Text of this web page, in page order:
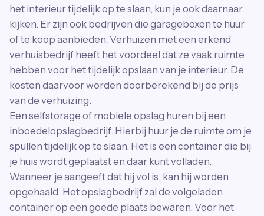
het interieur tijdelijk op te slaan, kun je ook daarnaar
kijken. Er zijn ook bedrijven die garageboxen te huur
of te koop aanbieden. Verhuizen met een erkend
verhuisbedrijf heeft het voordeel dat ze vaak ruimte
hebben voor het tijdelijk opslaan van je interieur. De
kosten daarvoor worden doorberekend bij de prijs
van de verhuizing.
Een selfstorage of mobiele opslag huren bij een
inboedelopslagbedrijf. Hierbij huur je de ruimte om je
spullen tijdelijk op te slaan. Het is een container die bij
je huis wordt geplaatst en daar kunt volladen.
Wanneer je aangeeft dat hij vol is, kan hij worden
opgehaald. Het opslagbedrijf zal de volgeladen
container op een goede plaats bewaren. Voor het